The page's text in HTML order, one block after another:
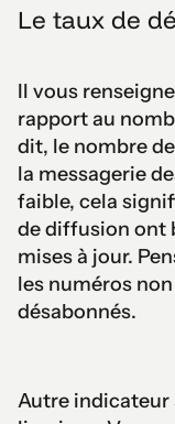
Le taux de
Il vous
rapport au
dit, le nombre
la messagerie
faible, cela
de diffusion ont
mises à jour.
les numéros
désabonnés.
Autre indicateur